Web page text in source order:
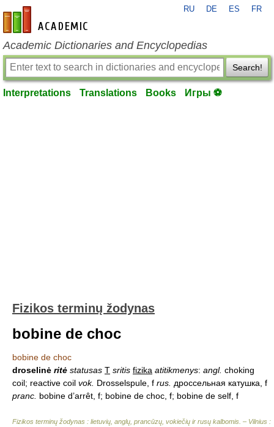
en-academic.com
RU DE ES FR
Academic Dictionaries and Encyclopedias
Search!
Interpretations Translations Books Игры ⚽
Fizikos terminų žodynas
bobine de choc
bobine de choc
droselinė ritė statusas T sritis fizika atitikmenys: angl. choking
coil; reactive coil vok. Drosselspule, f rus. дроссельная катушка, f
pranc. bobine d’arrêt, f; bobine de choc, f; bobine de self, f
Fizikos terminų žodynas : lietuvių, anglų, prancūzų, vokiečių ir rusų kalbomis. – Vilnius :